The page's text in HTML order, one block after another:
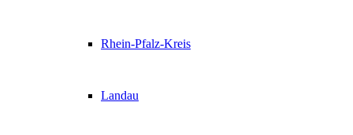
Rhein-Pfalz-Kreis
Landau